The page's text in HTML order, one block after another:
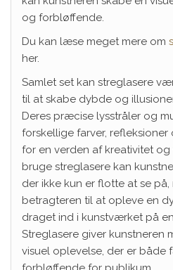
og forbløffende.
Du kan læse meget mere om
her.
Samlet set kan streglasere
til at skabe dybde og
Deres præcise lysstråler og
forskellige farver,
for en verden af kreativitet og
bruge streglasere kan
der ikke kun er flotte at se
betragteren til at opleve en
draget ind i kunstværket på
Streglasere giver kunstneren
visuel oplevelse, der er